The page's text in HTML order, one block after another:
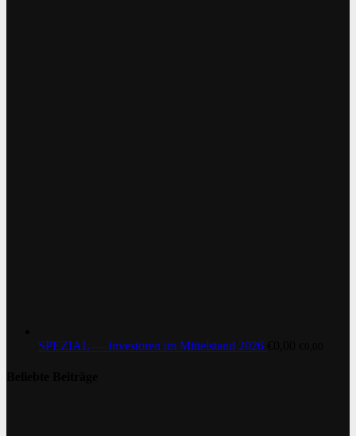
SPEZIAL — Investoren im Mittelstand 2026